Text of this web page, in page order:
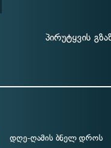
პირუტყვის
დღე-ღამის ბნელ დროს